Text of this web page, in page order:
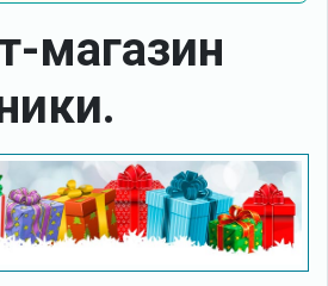
магазин